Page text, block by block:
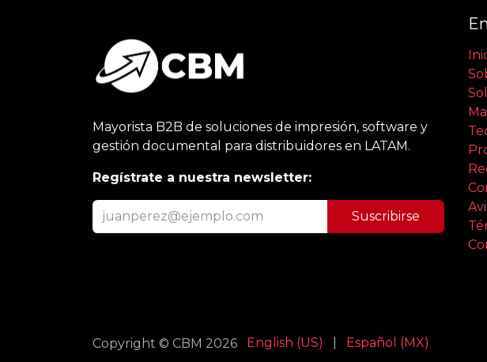
Mayorista B2B de soluciones de impresión, software y
gestión documental para distribuidores en LATAM.
Regístrate a nuestra newsletter:
Suscribirse
Copyright © CBM 2026 English (US) Español (MX)